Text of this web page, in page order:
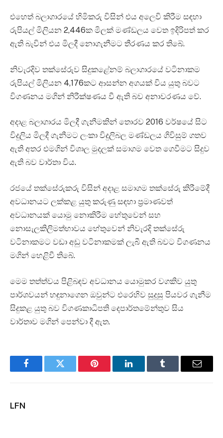
එහෙත් බලාගාරයේ හිමිකරු විසින් එය අලෙවි කිරීම සඳහා
රුපියල් මිලියන 2,446ක මිලක් මණ්ඩලය වෙත ඉදිරිපත් කර
ඇති බැවින් එය මිලදී නොගැනීමට තීරණය කර තිබේ.
නිවැරදිව තක්සේරුව සිදුකළේනම් බලාගාරයේ වටිනාකම
රුපියල් මිලියන 4,176කට ආසන්න අගයක් විය යුතු බවට
විගණනය මගින් නිරීක්ෂණය වී ඇති බව අනාවරණය වේ.
අදාළ බලාගාරය මිලදී ගැනීමකින් තොරව 2016 වර්ෂයේ සිට
විදුලිය මිලදී ගැනීමට ලංකා විදුලිබල මණ්ඩලය ගිවිසුම් ගතව
ඇති අතර එමගින් විශාල මුදලක් සමාගම වෙත ගෙවීමට සිදුව
ඇති බව වාර්තා විය.
රජයේ තක්සේරුකරු විසින් අදාළ සමාගම තක්සේරු කිරීමේදී
අවධානයට ලක්කළ යුතු කරුණු සඳහා ප්‍රමාණවත්
අවධානයක් යොමු නොකිරීම හේතුවෙන් සහ
නොසැලකිලිමත්භාවය හේතුවෙන් නිවැරදි තක්සේරු
වටිනාකමට වඩා අඩු වටිනාකමක් ලැබී ඇති බවට විගණනය
මගින් හෙළිවී තිබේ.
මෙම තත්ත්වය පිළිබඳව අවධානය යොමුකර වගකිව යුතු
පාර්ශවයන් හඳුනාගෙන ඔවුන්ට එරෙහිව සුදුසු පියවර ගැනීම
සිදුකළ යුතු බව විගණකාධිපති දෙපාර්තමේන්තුව සිය
වාර්තාව මගින් පෙන්වා දී ඇත.
FacebookTwitter Pinterest LinkedInTumblr Email
LFN